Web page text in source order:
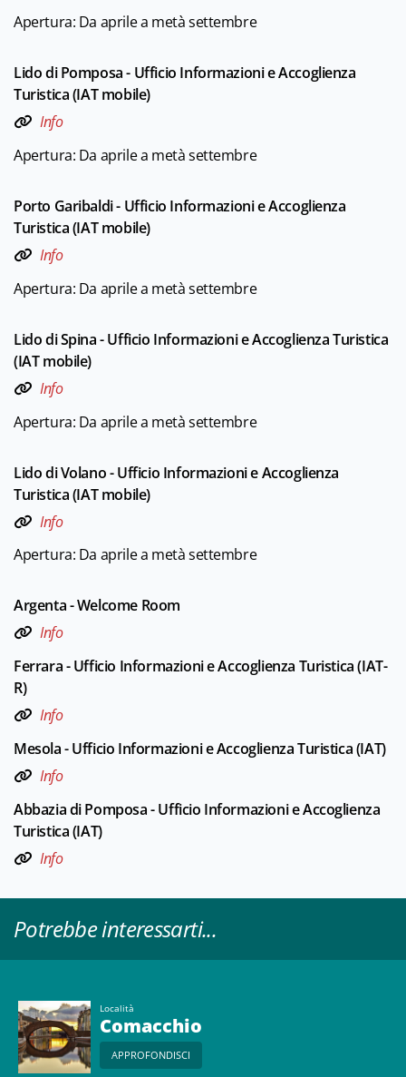
Apertura: Da aprile a metà settembre
Lido di Pomposa - Ufficio Informazioni e Accoglienza
Turistica (IAT mobile)
Info
Apertura: Da aprile a metà settembre
Porto Garibaldi - Ufficio Informazioni e Accoglienza
Turistica (IAT mobile)
Info
Apertura: Da aprile a metà settembre
Lido di Spina - Ufficio Informazioni e Accoglienza Turistica
(IAT mobile)
Info
Apertura: Da aprile a metà settembre
Lido di Volano - Ufficio Informazioni e Accoglienza
Turistica (IAT mobile)
Info
Apertura: Da aprile a metà settembre
Argenta - Welcome Room
Info
Ferrara - Ufficio Informazioni e Accoglienza Turistica (IAT-
R)
Info
Mesola - Ufficio Informazioni e Accoglienza Turistica (IAT)
Info
Abbazia di Pomposa - Ufficio Informazioni e Accoglienza
Turistica (IAT)
Info
Potrebbe interessarti...
Località
Comacchio
APPROFONDISCI